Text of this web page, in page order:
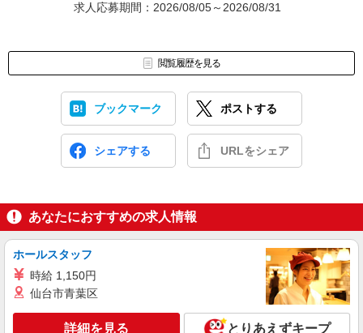
求人応募期間：2026/08/05～2026/08/31
閲覧履歴を見る
ブックマーク ポストする
シェアする URLをシェア
あなたにおすすめの求人情報
ホールスタッフ
時給 1,150円
仙台市青葉区
詳細を見る とりあえずキープ